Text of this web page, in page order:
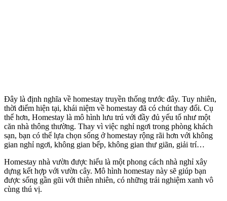
Đây là định nghĩa về homestay truyền thống trước đây. Tuy nhiên,
thời điểm hiện tại, khái niệm về homestay đã có chút thay đổi. Cụ
thể hơn, Homestay là mô hình lưu trú với đầy đủ yếu tố như một
căn nhà thông thường. Thay vì việc nghỉ ngơi trong phòng khách
sạn, bạn có thể lựa chọn sống ở homestay rộng rãi hơn với không
gian nghỉ ngơi, không gian bếp, không gian thư giãn, giải trí…
Homestay nhà vườn được hiểu là một phong cách nhà nghỉ xây
dựng kết hợp với vườn cây. Mô hình homestay này sẽ giúp bạn
được sống gần gũi với thiên nhiên, có những trải nghiệm xanh vô
cùng thú vị.